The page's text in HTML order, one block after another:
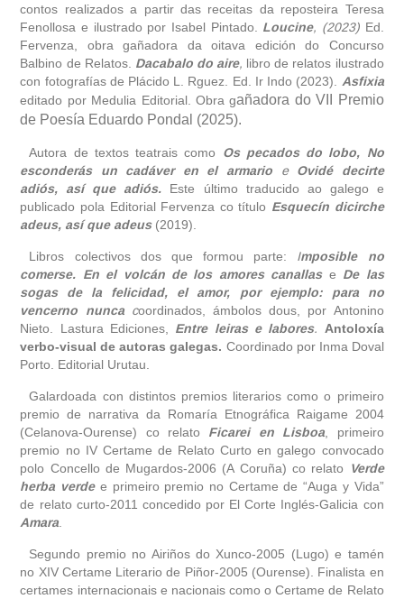
videoteca
outros docs
contos realizados a partir das receitas da reposteira Teresa
Fenollosa e ilustrado por Isabel Pintado. Loucine, (2023)Ed.
Fervenza, obra gañadora da oitava edición do Concurso
Balbino de Relatos. Dacabalo do aire, libro de relatos ilustrado
con fotografías de Plácido L. Rguez. Ed. Ir Indo (2023).
Asfixia
editado por Medulia Editorial. Obra gañadora do VII Premio
de Poesía Eduardo Pondal (2025).
Autora de textos teatrais como Os pecados do lobo, No
esconderás un cadáver en el armario e Ovidé decirte
adiós, así que adiós.
Este último traducido ao galego e
publicado pola Editorial Fervenza co título Esquecín dicirche
adeus, así que adeus (2019).
Libros colectivos dos que formou parte: Imposible no
comerse. En el volcán de los amores canallas e De las
sogas de la felicidad, el amor, por ejemplo: para no
vencerno nunca coordinados, ámbolos dous, por Antonino
Nieto. Lastura Ediciones, Entre leiras e labores.
Antoloxía
verbo-visual de autoras galegas. Coordinado por Inma Doval
Porto. Editorial Urutau.
Galardoada con distintos premios literarios como o primeiro
premio de narrativa da Romaría Etnográfica Raigame 2004
(Celanova-Ourense) co relato Ficarei en Lisboa , primeiro
premio no IV Certame de Relato Curto en galego convocado
polo Concello de Mugardos-2006 (A Coruña) co relato
Verde
herba verdee primeiro premio no Certame de “Auga y Vida”
de relato curto-2011 concedido por El Corte Inglés-Galicia con
Amara
Segundo premio no Airiños do Xunco-2005 (Lugo) e tamén
no XIV Certame Literario de Piñor-2005 (Ourense). Finalista en
certames internacionais e nacionais como o Certame de Relato